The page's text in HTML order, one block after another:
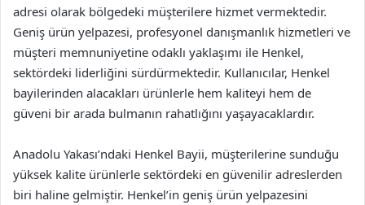
adresi olarak bölgedeki müşterilere hizmet vermektedir.
Geniş ürün yelpazesi, profesyonel danışmanlık hizmetleri ve
müşteri memnuniyetine odaklı yaklaşımı ile Henkel,
sektördeki liderliğini sürdürmektedir. Kullanıcılar, Henkel
bayilerinden alacakları ürünlerle hem kaliteyi hem de
güveni bir arada bulmanın rahatlığını yaşayacaklardır.
Anadolu Yakası’ndaki Henkel Bayii, müşterilerine sunduğu
yüksek kalite ürünlerle sektördeki en güvenilir adreslerden
biri haline gelmiştir. Henkel’in geniş ürün yelpazesini